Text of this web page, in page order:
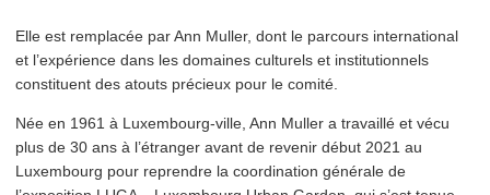
Elle est remplacée par Ann Muller, dont le parcours inter­na­tion­al
et l’expérience dans les domaines culturels et insti­tu­tion­nels
constituent des atouts précieux pour le comité.
Née en 1961 à Luxembourg-ville, Ann Muller a travaillé et vécu
plus de 30 ans à l’étranger avant de revenir début 2021 au
Luxembourg pour reprendre la coor­di­na­tion générale de